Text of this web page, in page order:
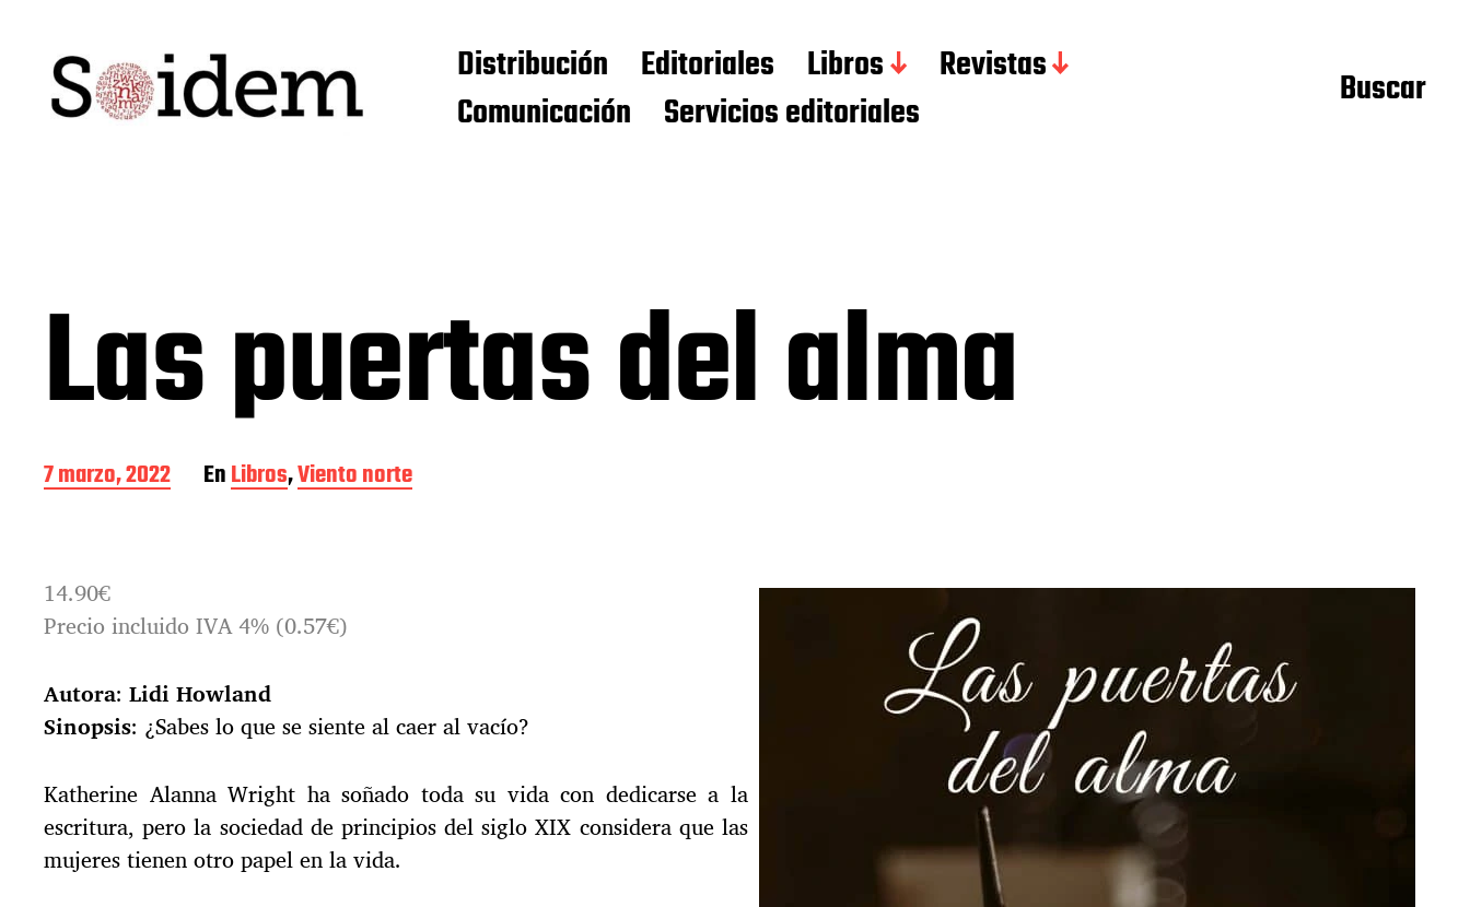
Distribución Editoriales Libros
Revistas
Comunicación
Servicios editoriales Buscar
Las puertas del alma
F
e
d
e
l
e
n
t
a
d
a
7 marzo, 2022 EnLibros,Viento norte
14.90€
Precio incluido IVA 4% (0.57€)
Autora: Lidi Howland
Sinopsis: ¿Sabes lo que se siente al caer al vacío?
Katherine Alanna Wright ha soñado toda su vida con dedicarse a la
escritura, pero la sociedad de principios del siglo XIX considera que las
mujeres tienen otro papel en la vida.